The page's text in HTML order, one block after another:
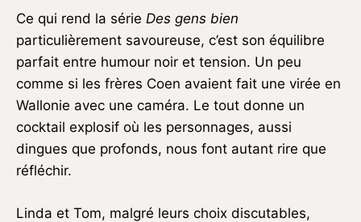
Ce qui rend la série Des gens bien
particulièrement savoureuse, c’est son équilibre
parfait entre humour noir et tension. Un peu
comme si les frères Coen avaient fait une virée en
Wallonie avec une caméra. Le tout donne un
cocktail explosif où les personnages, aussi
dingues que profonds, nous font autant rire que
réfléchir.
Linda et Tom, malgré leurs choix discutables,